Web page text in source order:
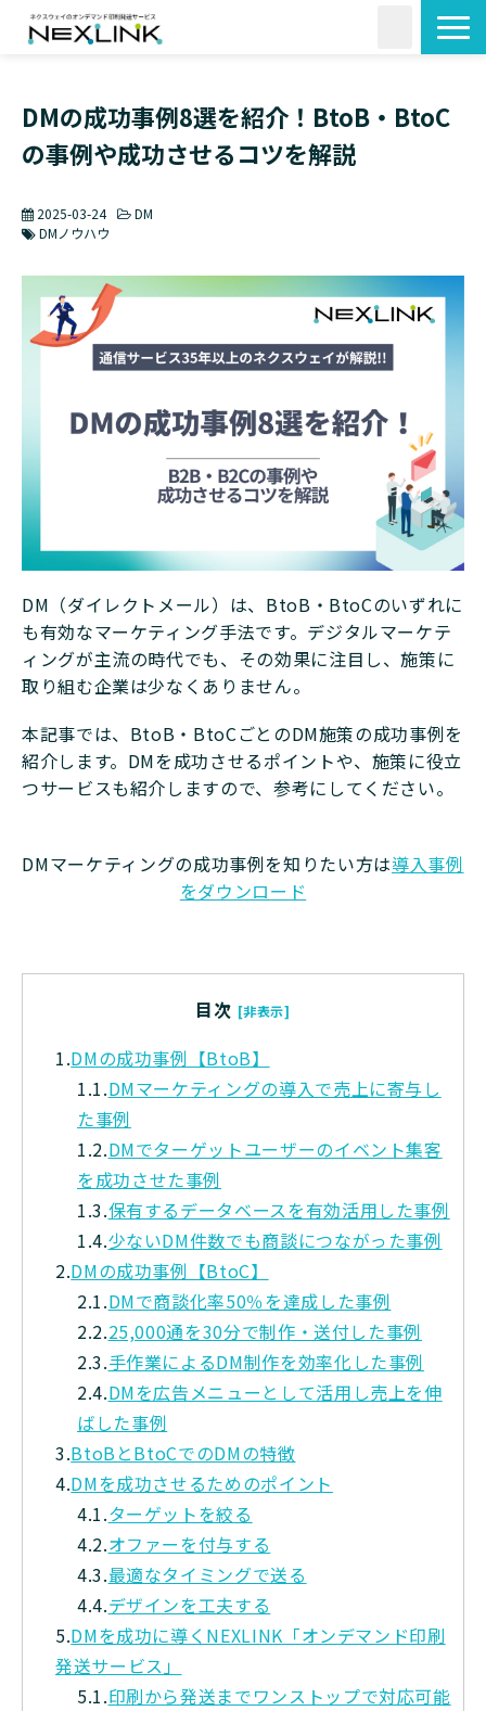
活用シーン
料金・形状
DMの成功事例8選を紹介！BtoB・BtoC
の事例や成功させるコツを解説
2025-03-24
DM
DMノウハウ
DM（ダイレクトメール）は、BtoB・BtoCのいずれに
も有効なマーケティング手法です。デジタルマーケテ
ィングが主流の時代でも、その効果に注目し、施策に
取り組む企業は少なくありません。
本記事では、BtoB・BtoCごとのDM施策の成功事例を
紹介します。DMを成功させるポイントや、施策に役立
つサービスも紹介しますので、参考にしてください。
DMマーケティングの成功事例を知りたい方は導入事例
をダウンロード
目次 [非表示]
1.DMの成功事例【BtoB】
1.1.DMマーケティングの導入で売上に寄与し
た事例
1.2.DMでターゲットユーザーのイベント集客
を成功させた事例
1.3.保有するデータベースを有効活用した事例
1.4.少ないDM件数でも商談につながった事例
2.DMの成功事例【BtoC】
2.1.DMで商談化率50％を達成した事例
2.2.25,000通を30分で制作・送付した事例
2.3.手作業によるDM制作を効率化した事例
2.4.DMを広告メニューとして活用し売上を伸
ばした事例
3.BtoBとBtoCでのDMの特徴
4.DMを成功させるためのポイント
4.1.ターゲットを絞る
4.2.オファーを付与する
4.3.最適なタイミングで送る
4.4.デザインを工夫する
5.DMを成功に導くNEXLINK「オンデマンド印刷
発送サービス」
5.1.印刷から発送までワンストップで対応可能